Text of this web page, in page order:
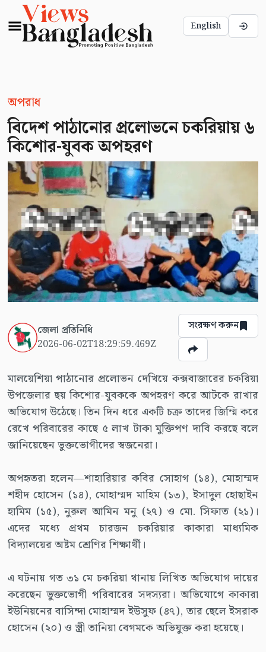
English
অপরাধ
বিদেশ পাঠানোর প্রলোভনে চকরিয়ায় ৬
কিশোর-যুবক অপহরণ
জেলা প্রতিনিধি
2026-06-02T18:29:59.469Z
সংরক্ষণ করুন
মালয়েশিয়া পাঠানোর প্রলোভন দেখিয়ে কক্সবাজারের চকরিয়া
উপজেলার ছয় কিশোর-যুবককে অপহরণ করে আটকে রাখার
অভিযোগ উঠেছে। তিন দিন ধরে একটি চক্র তাদের জিম্মি করে
রেখে পরিবারের কাছে ৫ লাখ টাকা মুক্তিপণ দাবি করছে বলে
জানিয়েছেন ভুক্তভোগীদের স্বজনেরা।
অপহৃতরা হলেন—শাহারিয়ার কবির সোহাগ (১৪), মোহাম্মদ
শহীদ হোসেন (১৪), মোহাম্মদ মাহিম (১৩), ইসাদুল হোছাইন
হামিম (১৫), নুরুল আমিন মনু (২৭) ও মো. সিফাত (২১)।
এদের মধ্যে প্রথম চারজন চকরিয়ার কাকারা মাধ্যমিক
বিদ্যালয়ের অষ্টম শ্রেণির শিক্ষার্থী।
এ ঘটনায় গত ৩১ মে চকরিয়া থানায় লিখিত অভিযোগ দায়ের
করেছেন ভুক্তভোগী পরিবারের সদস্যরা। অভিযোগে কাকারা
ইউনিয়নের বাসিন্দা মোহাম্মদ ইউসুফ (৪৭), তার ছেলে ইসরাক
হোসেন (২০) ও স্ত্রী তানিয়া বেগমকে অভিযুক্ত করা হয়েছে।